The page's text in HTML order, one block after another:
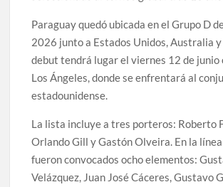
Paraguay quedó ubicada en el Grupo D
2026 junto a Estados Unidos, Australia y
debut tendrá lugar el viernes 12 de junio
Los Ángeles, donde se enfrentará al
estadounidense.
La lista incluye a tres porteros: Roberto
Orlando Gill y Gastón Olveira. En la
fueron convocados ocho elementos:
Velázquez, Juan José Cáceres, Gustavo